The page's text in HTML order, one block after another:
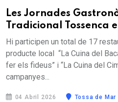
Les Jornades
Tradicional Tossenca
Hi participen un total de 17
producte local “La Cuina del
fer els fideus” i “La Cuina del
campanyes...
04 Abril 2026 Tossa de Mar